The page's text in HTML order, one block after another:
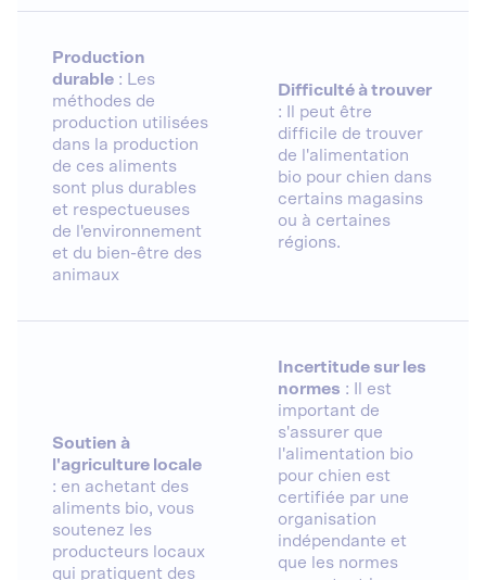
Production
durable : Les
méthodes de
production utilisées
dans la production
de ces aliments
sont plus durables
et respectueuses
de l'environnement
et du bien-être des
animaux
Difficulté à trouver
: Il peut être
difficile de trouver
de l'alimentation
bio pour chien dans
certains magasins
ou à certaines
régions.
Soutien à
l'agriculture locale
: en achetant des
aliments bio, vous
soutenez les
producteurs locaux
qui pratiquent des
Incertitude sur les
normes : Il est
important de
s'assurer que
l'alimentation bio
pour chien est
certifiée par une
organisation
indépendante et
que les normes